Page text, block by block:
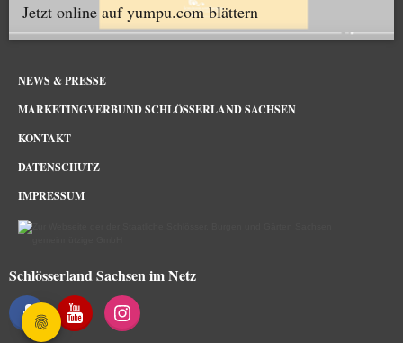
Jetzt online auf yumpu.com blättern
NEWS & PRESSE
MARKETINGVERBUND SCHLÖSSERLAND SACHSEN
KONTAKT
DATENSCHUTZ
IMPRESSUM
Schlösserland Sachsen im Netz